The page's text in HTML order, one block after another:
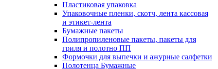
Пластиковая упаковка
Упаковочные пленки, скотч, лента кассовая
и этикет-лента
Бумажные пакеты
Полипропиленовые пакеты, пакеты для
гриля и полотно ПП
Формочки для выпечки и ажурные салфетки
Полотенца Бумажные